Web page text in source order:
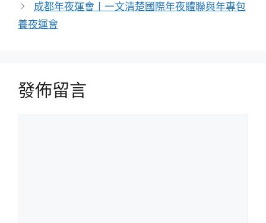
成都年夜運會丨一文清楚國際年夜體聯與年專包
養夜運會
發佈留言